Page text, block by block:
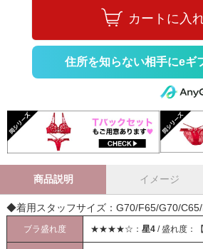
カートに入
住所を知らない相手にeギ
商品説明 イメージ
◆着用スタッフサイズ：G70/F65/G70/
ブラ盛れ度 ★★★★☆： 星4/ 盛れ度：【